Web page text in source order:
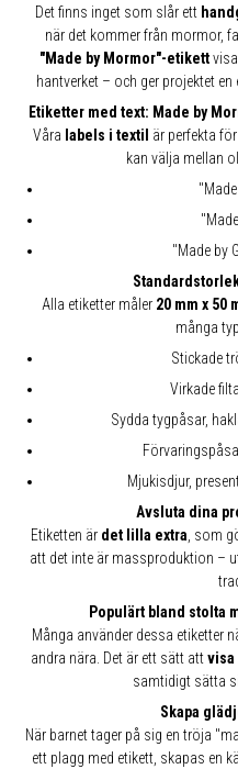
Det finns inget som slår ett
när det kommer från mormor,
"Made by Mormor"-etikett
hantverket – och ger projektet
Etiketter med text: Made by
Våra labels i textil är perfekta
kan välja mellan
"Made by
Alla etiketter måler 20 mm x 50
många
Stickade
Virkade
Sydda tygpåsar,
Mjukisdjur,
Avsluta dina
Etiketten är det lilla extra , som
att det inte är massproduktion –
Populärt bland stolta
Många använder dessa etiketter
andra nära. Det är ett sätt attvisa
samtidigt sätta
Skapa
När barnet tager på sig en tröja
ett plagg med etikett, skapas en